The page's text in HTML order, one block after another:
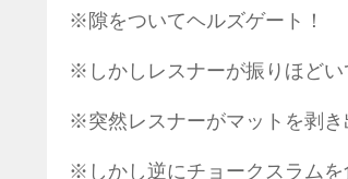
※隙をついてヘルズゲート！
※しかしレスナーが振りほどい
※突然レスナーがマットを剥き
※しかし逆にチョークスラムを